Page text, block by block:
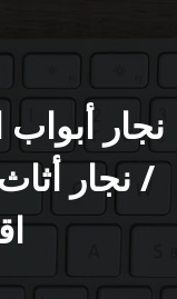
/ نجار